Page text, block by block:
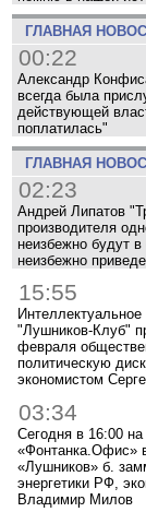
ГЛАВНАЯ
00:22
Александр
всегда была
действующей
поплатилась"
ГЛАВНАЯ
02:23
Андрей Липатов
производителя
неизбежно будут в
неизбежно
15:55
Интеллектуальное
"Лушников-Клуб"
февраля
политическую
экономистом
03:34
Сегодня в 16:00 на
«Фонтанка.Офис»
«Лушников» б.
энергетики РФ,
Владимир Милов